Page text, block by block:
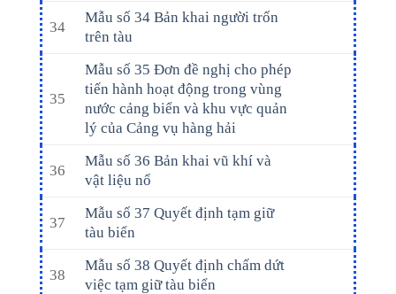
34
Mẫu số 34 Bản khai người trốn
trên tàu
35
Mẫu số 35 Đơn đề nghị cho phép
tiến hành hoạt động trong vùng
nước cảng biển và khu vực quản
lý của Cảng vụ hàng hải
36
Mẫu số 36 Bản khai vũ khí và
vật liệu nổ
37
Mẫu số 37 Quyết định tạm giữ
tàu biển
38
Mẫu số 38 Quyết định chấm dứt
việc tạm giữ tàu biển